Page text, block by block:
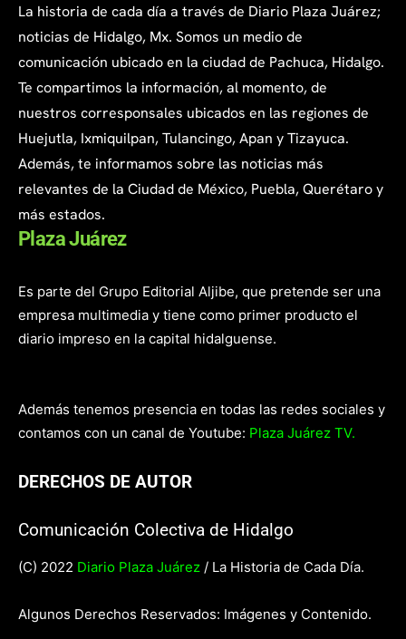
La historia de cada día a través de Diario Plaza Juárez;
noticias de Hidalgo, Mx. Somos un medio de
comunicación ubicado en la ciudad de Pachuca, Hidalgo.
Te compartimos la información, al momento, de
nuestros corresponsales ubicados en las regiones de
Huejutla, Ixmiquilpan, Tulancingo, Apan y Tizayuca.
Además, te informamos sobre las noticias más
relevantes de la Ciudad de México, Puebla, Querétaro y
más estados.
Plaza Juárez
Es parte del Grupo Editorial Aljibe, que pretende ser una
empresa multimedia y tiene como primer producto el
diario impreso en la capital hidalguense.
Además tenemos presencia en todas las redes sociales y
contamos con un canal de Youtube: Plaza Juárez TV.
DERECHOS DE AUTOR
Comunicación Colectiva de Hidalgo
(C) 2022 Diario Plaza Juárez / La Historia de Cada Día.
Algunos Derechos Reservados: Imágenes y Contenido.